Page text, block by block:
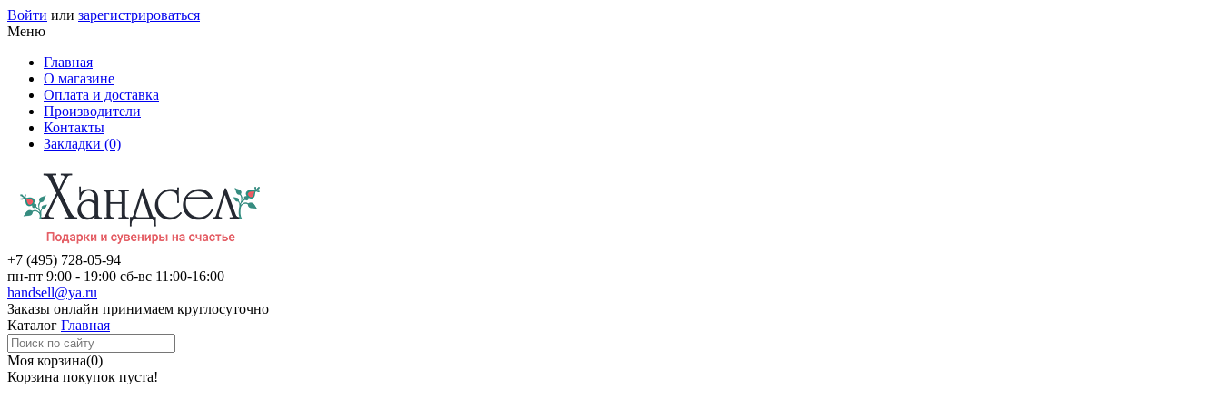
Войти или зарегистрироваться
Меню
Главная
О магазине
Оплата и доставка
Производители
Контакты
Закладки (0)
+7 (495) 728-05-94
пн-пт 9:00 - 19:00 сб-вс 11:00-16:00
handsell@ya.ru
Заказы онлайн принимаем круглосуточно
Каталог Главная
Моя корзина(0)
Корзина покупок пуста!